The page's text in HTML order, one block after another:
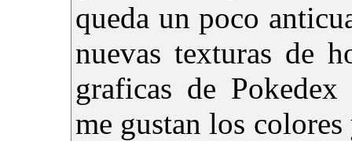
queda un poco
nuevas texturas de
graficas de
me gustan los